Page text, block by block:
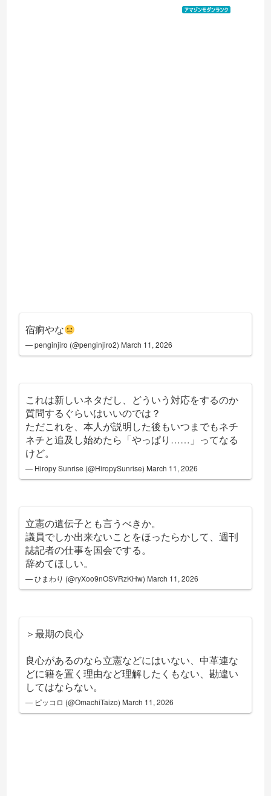
価格：¥100
宿痾やな
— penginjiro (@penginjiro2) March 11, 2026
これは新しいネタだし、どういう対応をするのか
質問するぐらいはいいのでは？
ただこれを、本人が説明した後もいつまでもネチ
ネチと追及し始めたら「やっぱり……」ってなる
けど。
— Hiropy Sunrise (@HiropySunrise) March 11, 2026
立憲の遺伝子とも言うべきか。
議員でしか出来ないことをほったらかして、週刊
誌記者の仕事を国会でする。
辞めてほしい。
— ひまわり (@ryXoo9nOSVRzKHw) March 11, 2026
＞最期の良心
良心があるのなら立憲などにはいない、中革連な
どに籍を置く理由など理解したくもない、勘違い
してはならない。
— ピッコロ (@OmachiTaizo) March 11, 2026